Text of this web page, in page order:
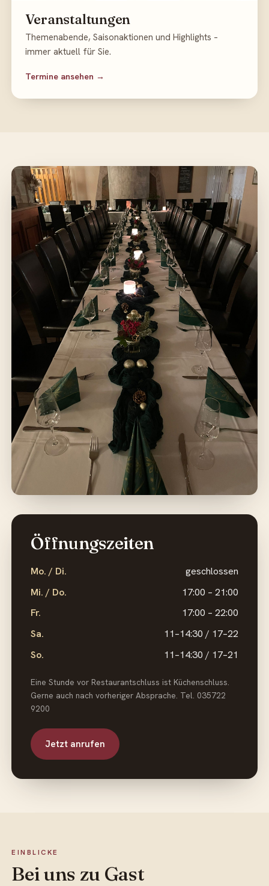
Veranstaltungen
Themenabende, Saisonaktionen und Highlights –
immer aktuell für Sie.
Termine ansehen
Öffnungszeiten
Mo. / Di.
geschlossen
Mi. / Do.
17:00 – 21:00
Fr.
17:00 – 22:00
Sa.
11–14:30 / 17–22
So.
11–14:30 / 17–21
Eine Stunde vor Restaurantschluss ist Küchenschluss.
Gerne auch nach vorheriger Absprache. Tel. 035722
9200
Jetzt anrufen
EINBLICKE
Bei uns zu Gast